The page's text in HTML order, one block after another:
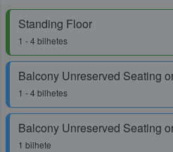
Standing Floor
1 - 4 bilhetes
Balcony Unreserved Seating
1 - 4 bilhetes
Balcony Unreserved Seating
1 bilhete